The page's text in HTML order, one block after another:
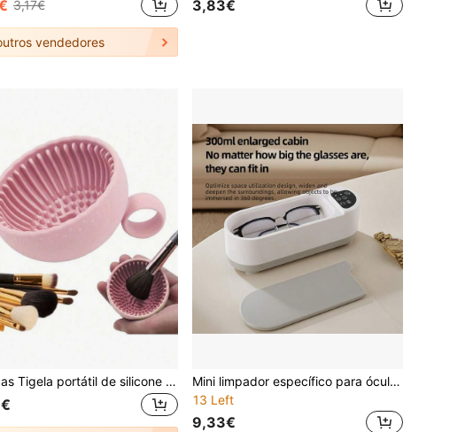
3,17€
vendedores
3,83€
2 peças Tigela portátil de silicone para limpeza de pincéis de maquilhagem com tapete de limpeza - tamanho de viagem dobrável, inodoro, adequado para todos os pincéis de maquilhagem (rosto, olhos, blush), secagem rápida,
Mini limpador específico para óculos e joias - Recarregável via USB, utiliza vibração de alta frequência para proporcionar limpeza de 360°, removendo eficazmente a sujeira superficial. Ideal para relógios e óculos. Equipado com interface Tipo-C, fácil de usar.
13 Left
9,33€